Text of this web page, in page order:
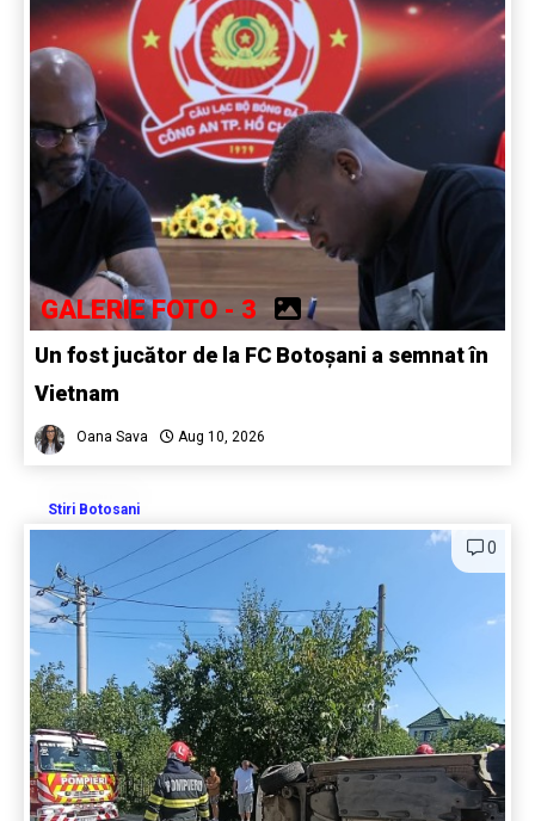
GALERIE FOTO - 3
Un fost jucător de la FC Botoșani a semnat în
Vietnam
Oana Sava Aug 10, 2026
Stiri Botosani
0